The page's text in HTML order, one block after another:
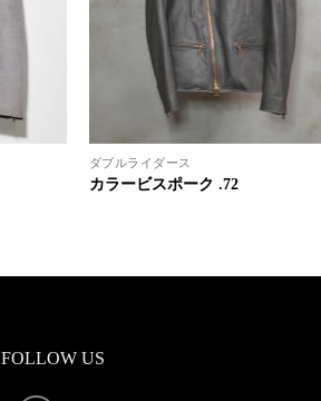
ダブルライダース
カラービスポーク .72
FOLLOW US